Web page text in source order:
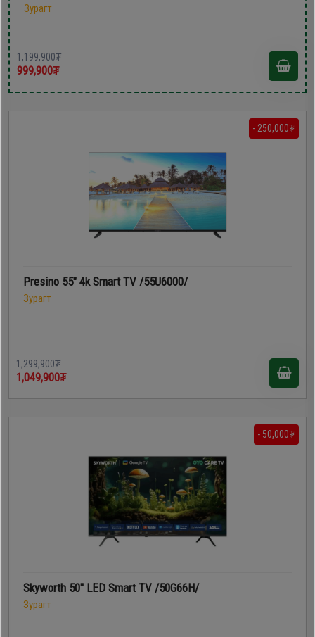
Зурагт
1,199,900₮
999,900₮
- 250,000₮
Presino 55" 4k Smart TV /55U6000/
Зурагт
1,299,900₮
1,049,900₮
- 50,000₮
Skyworth 50'' LED Smart TV /50G66H/
Зурагт